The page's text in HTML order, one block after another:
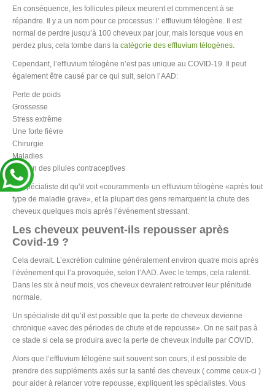
En conséquence, les follicules pileux meurent et commencent à se
répandre. Il y a un nom pour ce processus: l’ effluvium télogène. Il est
normal de perdre jusqu’à 100 cheveux par jour, mais lorsque vous en
perdez plus, cela tombe dans la catégorie des effluvium télogènes.
Cependant, l’effluvium télogène n’est pas unique au COVID-19. Il peut
également être causé par ce qui suit, selon l’AAD:
Perte de poids
Grossesse
Stress extrême
Une forte fièvre
Chirurgie
Maladies
Finition des pilules contraceptives
Le spécialiste dit qu’il voit «couramment» un effluvium télogène «après tout
type de maladie grave», et la plupart des gens remarquent la chute des
cheveux quelques mois après l’événement stressant.
Les cheveux peuvent-ils repousser après
Covid-19 ?
Cela devrait. L’excrétion culmine généralement environ quatre mois après
l’événement qui l’a provoquée, selon l’AAD. Avec le temps, cela ralentit.
Dans les six à neuf mois, vos cheveux devraient retrouver leur plénitude
normale.
Un spécialiste dit qu’il est possible que la perte de cheveux devienne
chronique «avec des périodes de chute et de repousse». On ne sait pas à
ce stade si cela se produira avec la perte de cheveux induite par COVID.
Alors que l’effluvium télogène suit souvent son cours, il est possible de
prendre des suppléments axés sur la santé des cheveux ( comme ceux-ci )
pour aider à relancer votre repousse, expliquent les spécialistes. Vous